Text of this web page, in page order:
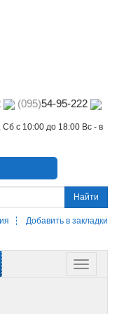
(095)54-95-222
с 10:00 до 18:00 Вс - в
Найти
Добавить в закладки